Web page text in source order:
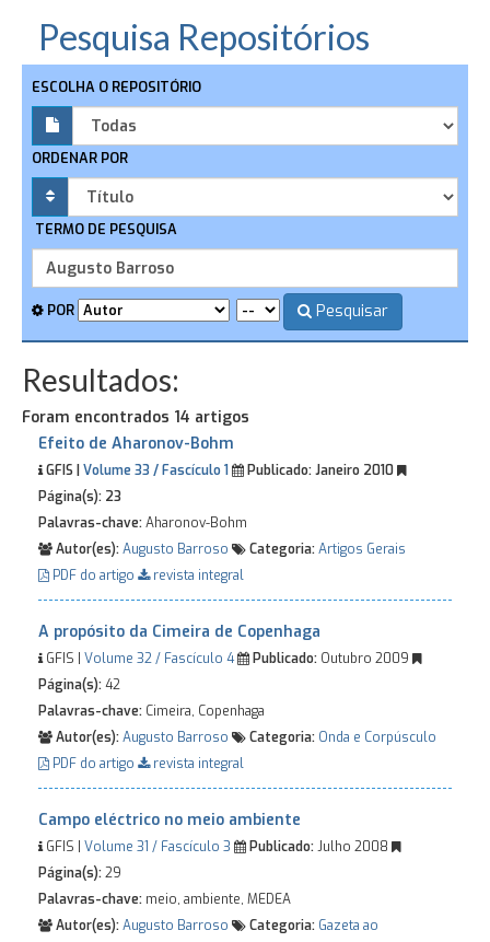
Pesquisa Repositórios
ESCOLHA O REPOSITÓRIO
ORDENAR POR
TERMO DE PESQUISA
POR Pesquisar
Resultados:
Foram encontrados 14 artigos
Efeito de Aharonov-Bohm
GFIS | Volume 33 / Fascículo 1 Publicado:Janeiro 2010
Página(s): 23
Palavras-chave:Aharonov-Bohm
Autor(es):Augusto Barroso Categoria:Artigos Gerais
PDF do artigo
revista integral
A propósito da Cimeira de Copenhaga
GFIS | Volume 32 / Fascículo 4 Publicado: Outubro 2009
Página(s):42
Palavras-chave: Cimeira, Copenhaga
Autor(es):Augusto Barroso Categoria: Onda e Corpúsculo
PDF do artigo
revista integral
Campo eléctrico no meio ambiente
GFIS | Volume 31 / Fascículo 3 Publicado:Julho 2008
Página(s):29
Palavras-chave: meio, ambiente, MEDEA
Autor(es):Augusto Barroso Categoria: Gazeta ao